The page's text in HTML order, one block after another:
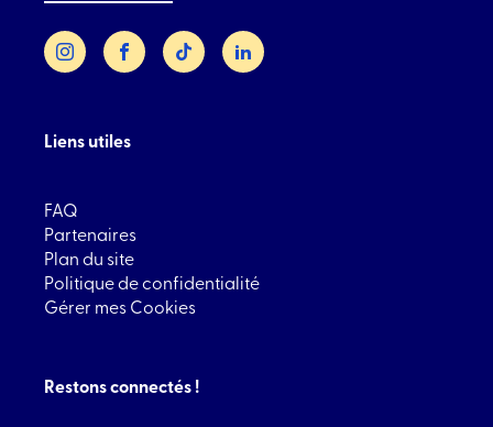
InstagramFacebookTikTok LinkedIn
Liens utiles
FAQ
Partenaires
Plan du site
Politique de confidentialité
Gérer mes Cookies
Restons connectés !